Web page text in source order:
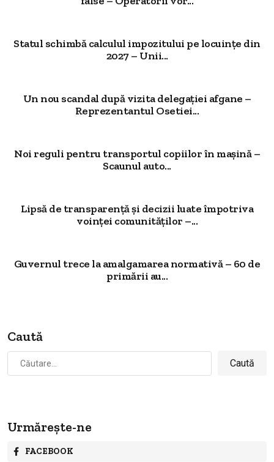
Statul schimbă calculul impozitului pe locuințe din
2027 – Unii...
Un nou scandal după vizita delegației afgane –
Reprezentantul Osetiei...
Noi reguli pentru transportul copiilor în mașină –
Scaunul auto...
Lipsă de transparență și decizii luate împotriva
voinței comunităților –...
Guvernul trece la amalgamarea normativă – 60 de
primării au...
Caută
Caută
după:
Urmărește-ne
FACEBOOK